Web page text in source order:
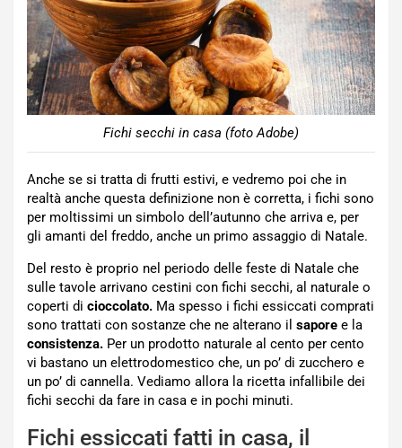
Fichi secchi in casa (foto Adobe)
Anche se si tratta di frutti estivi, e vedremo poi che in
realtà anche questa definizione non è corretta, i fichi sono
per moltissimi un simbolo dell’autunno che arriva e, per
gli amanti del freddo, anche un primo assaggio di Natale.
Del resto è proprio nel periodo delle feste di Natale che
sulle tavole arrivano cestini con fichi secchi, al naturale o
coperti di cioccolato. Ma spesso i fichi essiccati comprati
sono trattati con sostanze che ne alterano il sapore e la
consistenza. Per un prodotto naturale al cento per cento
vi bastano un elettrodomestico che, un po’ di zucchero e
un po’ di cannella. Vediamo allora la ricetta infallibile dei
fichi secchi da fare in casa e in pochi minuti.
Fichi essiccati fatti in casa, il